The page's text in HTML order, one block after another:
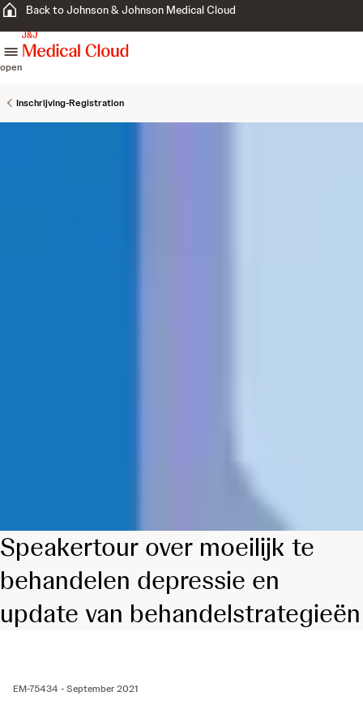
Back to Johnson & Johnson Medical Cloud
open
Inschrijving-Registration
Speakertour over moeilijk te
behandelen depressie en
update van behandelstrategieën
EM-75434 - September 2021